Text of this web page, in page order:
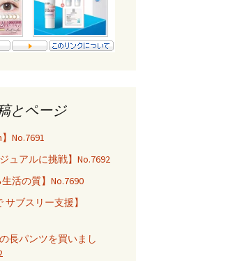
とページ
No.7691
ュアルに挑戦】No.7692
生活の質】No.7690
サブスリー支援】
長パンツを買いまし